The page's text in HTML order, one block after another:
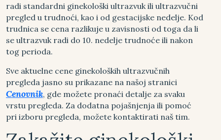
radi standardni ginekološki ultrazvuk ili ultrazvučni
pregled u trudnoći, kao i od gestacijske nedelje. Kod
trudnica se cena razlikuje u zavisnosti od toga da li
se ultrazvuk radi do 10. nedelje trudnoće ili nakon
tog perioda.
Sve aktuelne cene ginekoloških ultrazvučnih
pregleda jasno su prikazane na našoj stranici
Cenovnik, gde možete pronaći detalje za svaku
vrstu pregleda. Za dodatna pojašnjenja ili pomoć
pri izboru pregleda, možete kontaktirati naš tim.